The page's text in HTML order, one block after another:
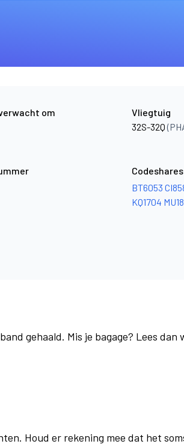
om
Vliegtuig
32S-32Q
Codeshares
BT6053
KQ1704
gehaald. Mis je bagage? Lees
Houd er rekening mee dat het